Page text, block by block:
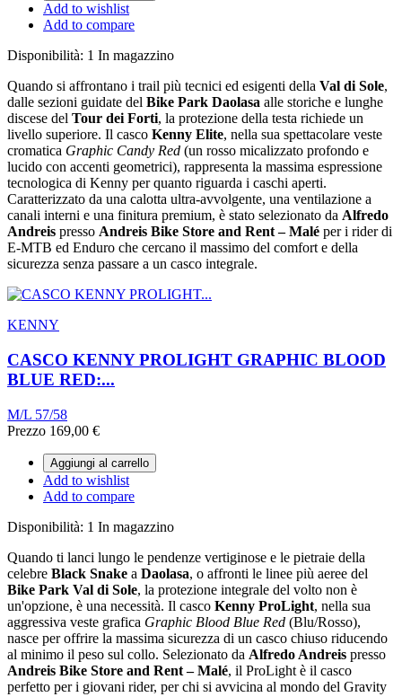
Add to wishlist
Add to compare
Disponibilità: 1 In magazzino
Quando si affrontano i trail più tecnici ed esigenti della Val di Sole,
dalle sezioni guidate del Bike Park Daolasa alle storiche e lunghe
discese del Tour dei Forti, la protezione della testa richiede un
livello superiore. Il casco Kenny Elite, nella sua spettacolare veste
cromatica Graphic Candy Red (un rosso micalizzato profondo e
lucido con accenti geometrici), rappresenta la massima espressione
tecnologica di Kenny per quanto riguarda i caschi aperti.
Caratterizzato da una calotta ultra-avvolgente, una ventilazione a
canali interni e una finitura premium, è stato selezionato da Alfredo
Andreis presso Andreis Bike Store and Rent – Malé per i rider di
E-MTB ed Enduro che cercano il massimo del comfort e della
sicurezza senza passare a un casco integrale.
KENNY
CASCO KENNY PROLIGHT GRAPHIC BLOOD
BLUE RED:...
M/L 57/58
Prezzo 169,00 €
Aggiungi al carrello
Add to wishlist
Add to compare
Disponibilità: 1 In magazzino
Quando ti lanci lungo le pendenze vertiginose e le pietraie della
celebre Black Snake a Daolasa, o affronti le linee più aeree del
Bike Park Val di Sole, la protezione integrale del volto non è
un'opzione, è una necessità. Il casco Kenny ProLight, nella sua
aggressiva veste grafica Graphic Blood Blue Red (Blu/Rosso),
nasce per offrire la massima sicurezza di un casco chiuso riducendo
al minimo il peso sul collo. Selezionato da Alfredo Andreis presso
Andreis Bike Store and Rent – Malé, il ProLight è il casco
perfetto per i giovani rider, per chi si avvicina al mondo del Gravity